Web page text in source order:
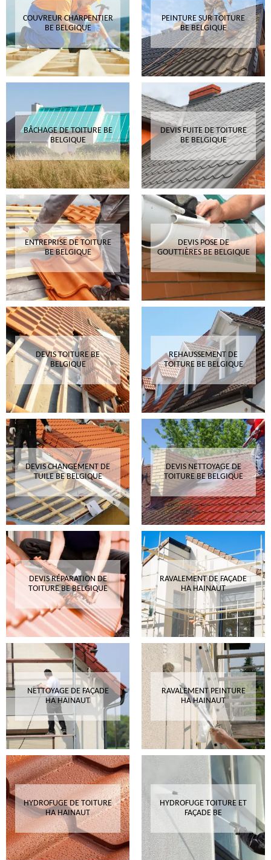
COUVREUR CHARPENTIER
BE BELGIQUE
PEINTURE SUR TOITURE
BE BELGIQUE
BÂCHAGE DE TOITURE BE
BELGIQUE
DEVIS FUITE DE TOITURE
BE BELGIQUE
ENTREPRISE DE TOITURE
BE BELGIQUE
DEVIS POSE DE
GOUTTIÈRES BE BELGIQUE
DEVIS TOITURE BE
BELGIQUE
REHAUSSEMENT DE
TOITURE BE BELGIQUE
DEVIS CHANGEMENT DE
TUILE BE BELGIQUE
DEVIS NETTOYAGE DE
TOITURE BE BELGIQUE
DEVIS RÉPARATION DE
TOITURE BE BELGIQUE
RAVALEMENT DE FAÇADE
HA HAINAUT
NETTOYAGE DE FAÇADE
HA HAINAUT
RAVALEMENT PEINTURE
HA HAINAUT
HYDROFUGE DE TOITURE
HA HAINAUT
HYDROFUGE TOITURE ET
FAÇADE BE